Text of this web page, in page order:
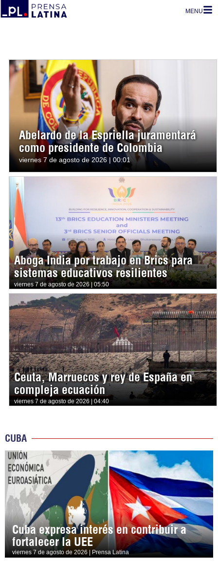
MENU
Abelardo de la Espriella juramentará
como presidente de Colombia
viernes 7 de agosto de 2026 | 00:01
Aboga India por trabajo en Brics para
sistemas educativos resilientes
viernes 7 de agosto de 2026 | 05:50
Ceuta, Marruecos y rey de España en
compleja ecuación
viernes 7 de agosto de 2026 | 04:40
CUBA
Cuba expresa interés en contribuir a
fortalecer la UEE
viernes 7 de agosto de 2026 | Prensa Latina